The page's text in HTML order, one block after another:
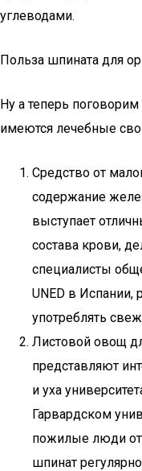
углеводами.
Польза шпината для
Ну а теперь
имеются лечебные
Средство от
содержание
выступает
состава крови,
специалисты
UNED в
употреблять
Листовой овощ
представляют
и уха
Гарвардском
пожилые люди от
шпинат